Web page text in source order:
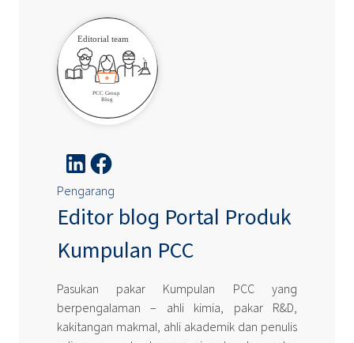
Pengarang
Editor blog Portal Produk
Kumpulan PCC
Pasukan pakar Kumpulan PCC yang
berpengalaman – ahli kimia, pakar R&D,
kakitangan makmal, ahli akademik dan penulis